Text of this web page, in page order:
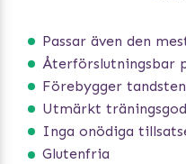
Passar även den
Återförslutningsbar
Förebygger tandsten
Utmärkt
Inga onödiga
Glutenfria